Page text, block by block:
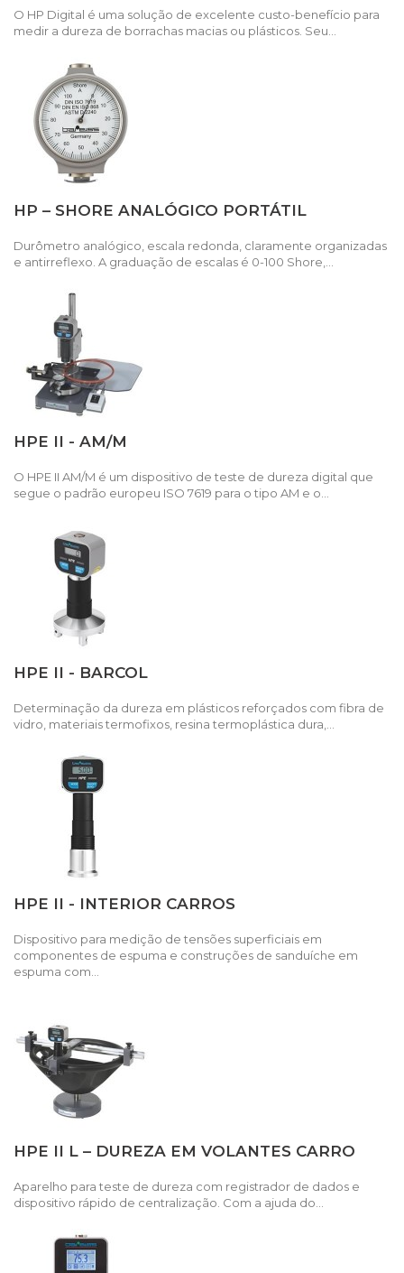
O HP Digital é uma solução de excelente custo-benefício para
medir a dureza de borrachas macias ou plásticos. Seu...
HP – SHORE ANALÓGICO PORTÁTIL
Durômetro analógico, escala redonda, claramente organizadas
e antirreflexo. A graduação de escalas é 0-100 Shore,...
HPE II - AM/M
O HPE II AM/M é um dispositivo de teste de dureza digital que
segue o padrão europeu ISO 7619 para o tipo AM e o...
HPE II - BARCOL
Determinação da dureza em plásticos reforçados com fibra de
vidro, materiais termofixos, resina termoplástica dura,...
HPE II - INTERIOR CARROS
Dispositivo para medição de tensões superficiais em
componentes de espuma e construções de sanduíche em
espuma com...
HPE II L – DUREZA EM VOLANTES CARRO
Aparelho para teste de dureza com registrador de dados e
dispositivo rápido de centralização. Com a ajuda do...